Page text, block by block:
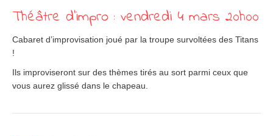
Théâtre d’impro : vendredi 4 mars 20h00
Cabaret d’improvisation joué par la troupe survoltées des Titans
!
Ils improviseront sur des thèmes tirés au sort parmi ceux que
vous aurez glissé dans le chapeau.